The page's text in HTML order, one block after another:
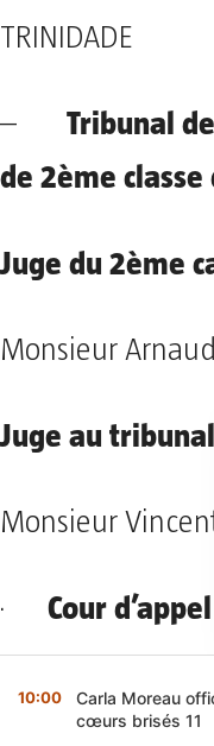
TRINIDADE
– Tribunal
de 2ème classe
Juge du 2ème
Monsieur
Juge au tribunal
Monsieur Vincent
· Cour
– Tribunal
10:00
Carla Moreau
cœurs brisés 11